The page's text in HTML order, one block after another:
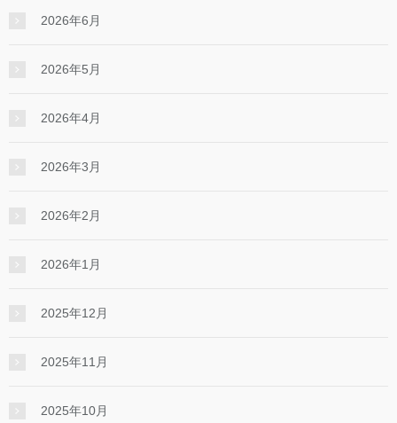
2026年6月
2026年5月
2026年4月
2026年3月
2026年2月
2026年1月
2025年12月
2025年11月
2025年10月